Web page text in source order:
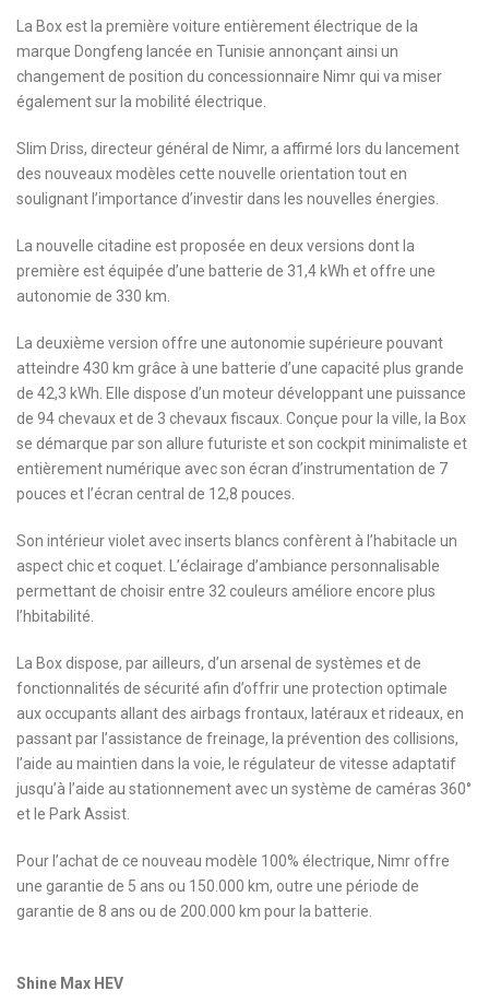
La Box est la première voiture entièrement électrique de la
marque Dongfeng lancée en Tunisie annonçant ainsi un
changement de position du concessionnaire Nimr qui va miser
également sur la mobilité électrique.
Slim Driss, directeur général de Nimr, a affirmé lors du lancement
des nouveaux modèles cette nouvelle orientation tout en
soulignant l’importance d’investir dans les nouvelles énergies.
La nouvelle citadine est proposée en deux versions dont la
première est équipée d’une batterie de 31,4 kWh et offre une
autonomie de 330 km.
La deuxième version offre une autonomie supérieure pouvant
atteindre 430 km grâce à une batterie d’une capacité plus grande
de 42,3 kWh. Elle dispose d’un moteur développant une puissance
de 94 chevaux et de 3 chevaux fiscaux. Conçue pour la ville, la Box
se démarque par son allure futuriste et son cockpit minimaliste et
entièrement numérique avec son écran d’instrumentation de 7
pouces et l’écran central de 12,8 pouces.
Son intérieur violet avec inserts blancs confèrent à l’habitacle un
aspect chic et coquet. L’éclairage d’ambiance personnalisable
permettant de choisir entre 32 couleurs améliore encore plus
l’hbitabilité.
La Box dispose, par ailleurs, d’un arsenal de systèmes et de
fonctionnalités de sécurité afin d’offrir une protection optimale
aux occupants allant des airbags frontaux, latéraux et rideaux, en
passant par l’assistance de freinage, la prévention des collisions,
l’aide au maintien dans la voie, le régulateur de vitesse adaptatif
jusqu’à l’aide au stationnement avec un système de caméras 360°
et le Park Assist.
Pour l’achat de ce nouveau modèle 100% électrique, Nimr offre
une garantie de 5 ans ou 150.000 km, outre une période de
garantie de 8 ans ou de 200.000 km pour la batterie.
Shine Max HEV